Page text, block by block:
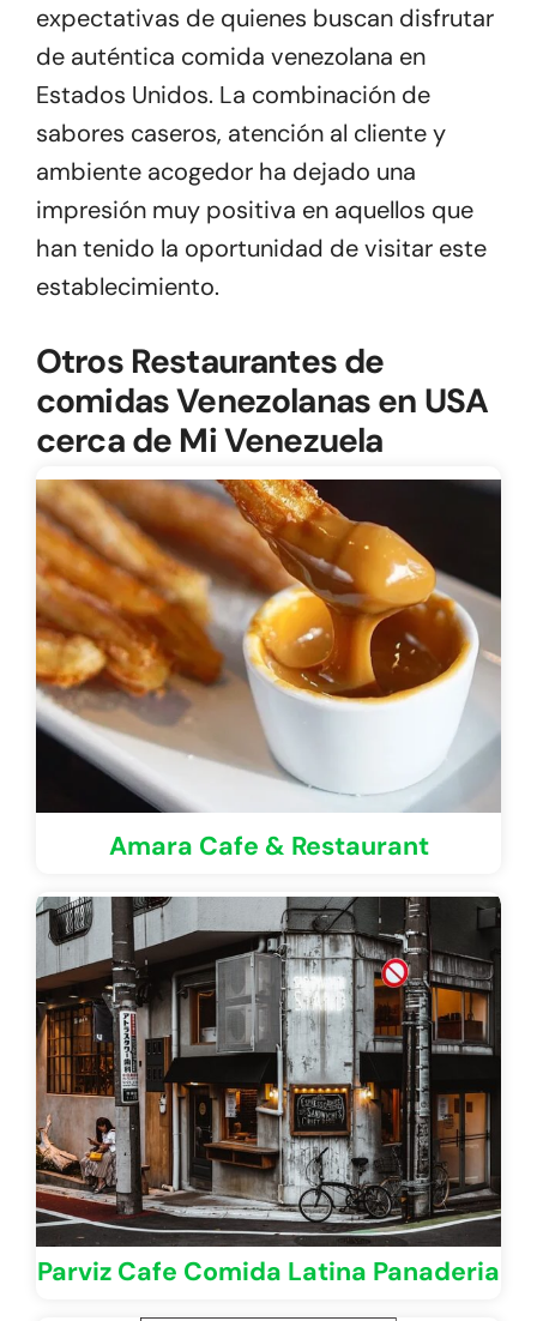
expectativas de quienes buscan disfrutar
de auténtica comida venezolana en
Estados Unidos. La combinación de
sabores caseros, atención al cliente y
ambiente acogedor ha dejado una
impresión muy positiva en aquellos que
han tenido la oportunidad de visitar este
establecimiento.
Otros Restaurantes de
comidas Venezolanas en USA
cerca de Mi Venezuela
Amara Cafe & Restaurant
Parviz Cafe Comida Latina Panaderia